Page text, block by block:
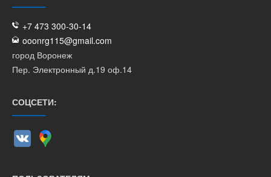
+7 473 300-30-14
ooonrg115@gmail.com
город Воронеж
Пер. Электронный д.19 оф.14
СОЦСЕТИ: